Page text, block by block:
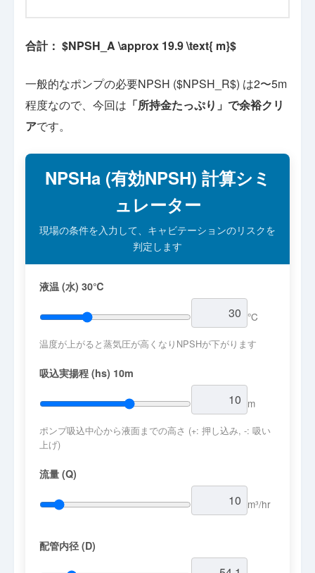
合計： $NPSH_A \approx 19.9 \text{ m}$
一般的なポンプの必要NPSH ($NPSH_R$) は2〜5m
程度なので、今回は 「所持金たっぷり」で余裕クリ
アです。
NPSHa (有効NPSH) 計算シミ
ュレーター
現場の条件を入力して、キャビテーションのリスクを
判定します
液温 (水) 30℃
℃
温度が上がると蒸気圧が高くなりNPSHが下がります
吸込実揚程 (hs) 10m
m
ポンプ吸込中心から液面までの高さ (+: 押し込み, -: 吸い
上げ)
流量 (Q)
m³/hr
配管内径 (D)